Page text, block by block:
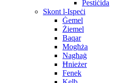
Pestiċida
Skont l-Ispeċi
Ġemel
Żiemel
Baqar
Mogħża
Nagħaġ
Ħnieżer
Fenek